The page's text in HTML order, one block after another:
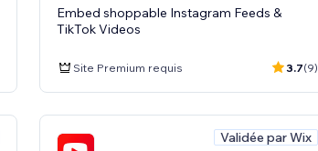
Embed shoppable Instagram Feeds &
TikTok Videos
Site Premium requis 3.7(9)
Validée par Wix